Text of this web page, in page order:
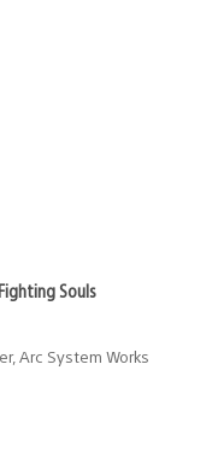
Souls
Arc System Works